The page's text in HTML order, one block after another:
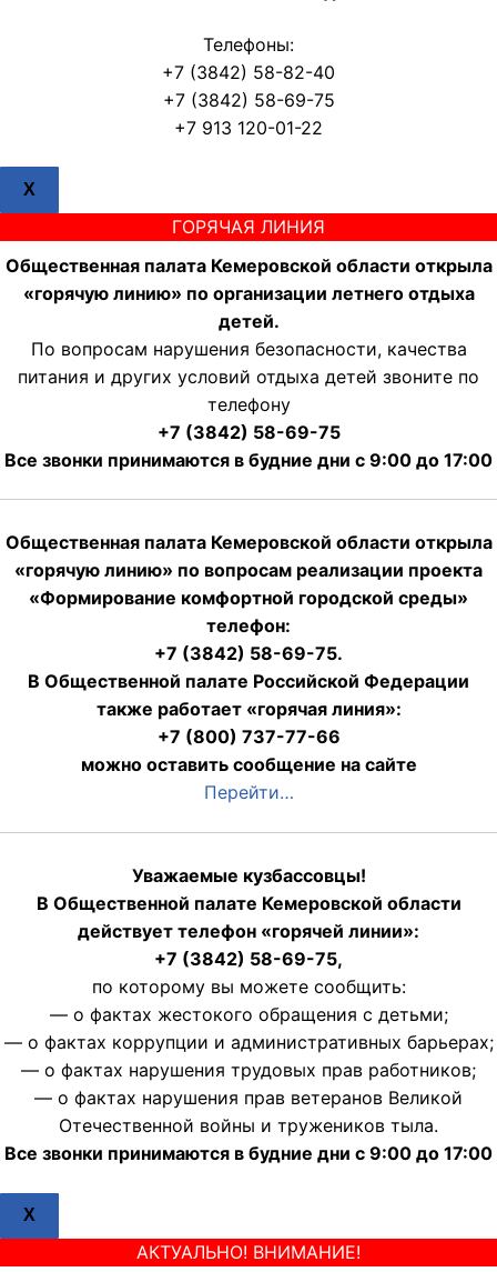
Телефоны:
+7 (3842) 58-82-40
+7 (3842) 58-69-75
+7 913 120-01-22
X
ГОРЯЧАЯ ЛИНИЯ
Общественная палата Кемеровской области открыла
«горячую линию» по организации летнего отдыха
детей.
По вопросам нарушения безопасности, качества
питания и других условий отдыха детей звоните по
телефону
+7 (3842) 58-69-75
Все звонки принимаются в будние дни с 9:00 до 17:00
Общественная палата Кемеровской области открыла
«горячую линию» по вопросам реализации проекта
«Формирование комфортной городской среды»
телефон:
+7 (3842) 58-69-75.
В Общественной палате Российской Федерации
также работает «горячая линия»:
+7 (800) 737-77-66
можно оставить сообщение на сайте
Перейти…
Уважаемые кузбассовцы!
В Общественной палате Кемеровской области
действует телефон «горячей линии»:
+7 (3842) 58-69-75,
по которому вы можете сообщить:
— о фактах жестокого обращения с детьми;
— о фактах коррупции и административных барьерах;
— о фактах нарушения трудовых прав работников;
— о фактах нарушения прав ветеранов Великой
Отечественной войны и тружеников тыла.
Все звонки принимаются в будние дни с 9:00 до 17:00
X
АКТУАЛЬНО! ВНИМАНИЕ!